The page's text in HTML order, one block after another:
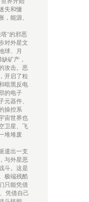
失和慵
，能源、
”的邪恶
对外星文
球、月
矿产，
攻击。恶
开启了粒
暗黑反电
的电子
元器件、
操控系
宙世界也
卫星、飞
堆堆废
遣出一支
与外星恶
斗。这是
极端残酷
只能凭借
凭借自己